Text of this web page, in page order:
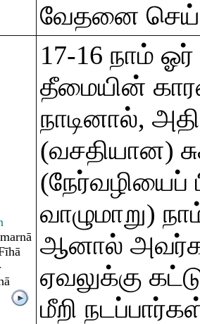
வேதனை
17-16 நாம்
தீமையின்
நாடினால்,
(வசதியான)
(நேர்வழியைப்
வாழுமாறு)
ஆனால்
ஏவலுக்கு
மீறி